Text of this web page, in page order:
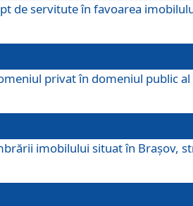
de servitute în favoarea
privat în domeniul public
imobilului situat în Braşov,